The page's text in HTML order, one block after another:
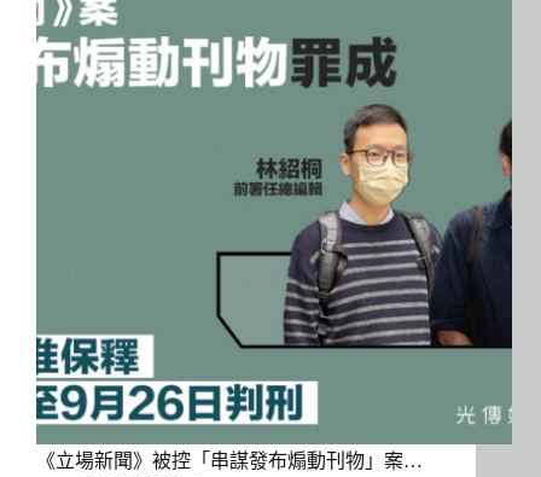
《立場新聞》被控「串謀發布煽動刊物」案…